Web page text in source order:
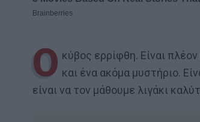
Ο κύβος ερρίφθη. Είναι
και ένα ακόμα μυστήριο.
είναι να τον μάθουμε λιγάκι